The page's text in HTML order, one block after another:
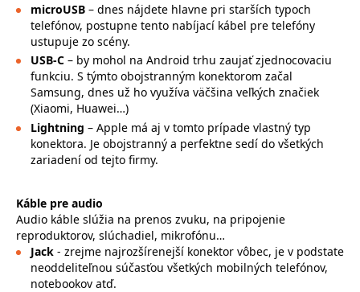
microUSB – dnes nájdete hlavne pri starších typoch
telefónov, postupne tento nabíjací kábel pre telefóny
ustupuje zo scény.
USB-C – by mohol na Android trhu zaujať zjednocovaciu
funkciu. S týmto obojstranným konektorom začal
Samsung, dnes už ho využíva väčšina veľkých značiek
(Xiaomi, Huawei…)
Lightning – Apple má aj v tomto prípade vlastný typ
konektora. Je obojstranný a perfektne sedí do všetkých
zariadení od tejto firmy.
Káble pre audio
Audio káble slúžia na prenos zvuku, na pripojenie
reproduktorov, slúchadiel, mikrofónu…
Jack - zrejme najrozšírenejší konektor vôbec, je v podstate
neoddeliteľnou súčasťou všetkých mobilných telefónov,
notebookov atď.